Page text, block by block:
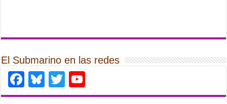
El Submarino en las redes
Facebook
Bluesky
Twitter